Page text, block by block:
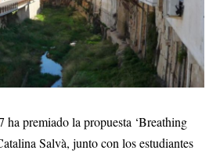
ha premiado la propuesta ‘Breathing
Salvà, junto con los estudiantes